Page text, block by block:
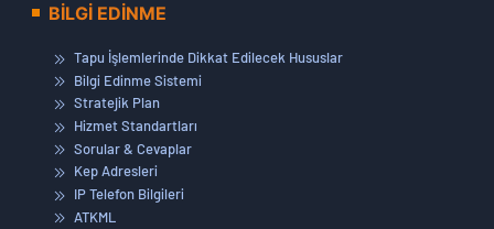
BİLGİ EDİNME
Tapu İşlemlerinde Dikkat Edilecek Hususlar
Bilgi Edinme Sistemi
Stratejik Plan
Hizmet Standartları
Sorular & Cevaplar
Kep Adresleri
IP Telefon Bilgileri
ATKML